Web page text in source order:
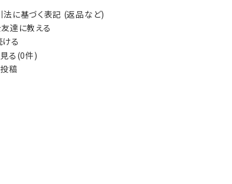
に基づく表記 (返品など)
達に教える
る
る(0件)
稿